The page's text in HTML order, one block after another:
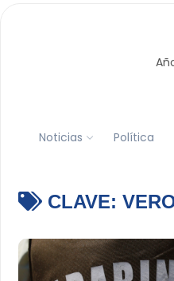
Noticias Política
CLAVE: